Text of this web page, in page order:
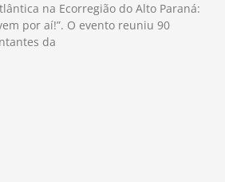
na Ecorregião do Alto Paraná:
por aí!”. O evento reuniu 90
da